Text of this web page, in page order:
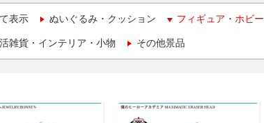
表示 ぬいぐるみ・クッション フィギュア・ホビー
雑貨・インテリア・小物 その他景品